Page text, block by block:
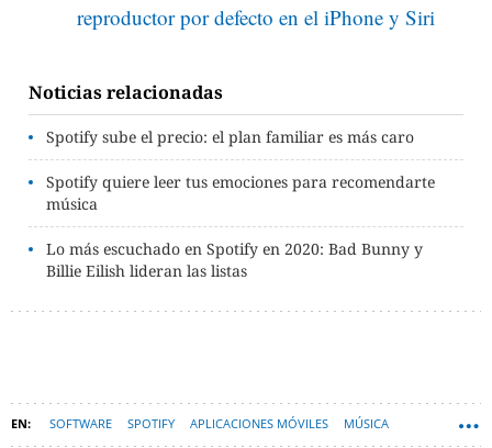
reproductor por defecto en el iPhone y Siri
Noticias relacionadas
Spotify sube el precio: el plan familiar es más caro
Spotify quiere leer tus emociones para recomendarte
música
Lo más escuchado en Spotify en 2020: Bad Bunny y
Billie Eilish lideran las listas
SOFTWARE SPOTIFY APLICACIONES MÓVILES MÚSICA